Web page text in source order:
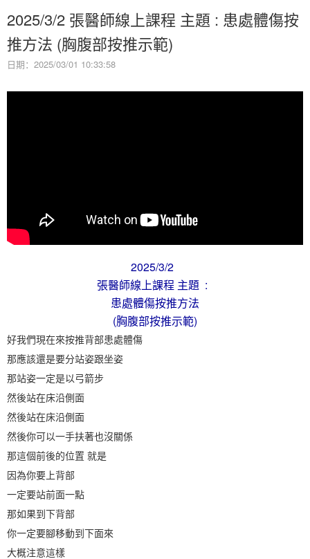
2025/3/2 張醫師線上課程 主題 : 患處體傷按
推方法 (胸腹部按推示範)
日期：2025/03/01 10:33:58
2025/3/2
張醫師線上課程 主題 :
患處體傷按推方法
(胸腹部按推示範)
好我們現在來按推背部患處體傷
那應該還是要分站姿跟坐姿
那站姿一定是以弓箭步
然後站在床沿側面
然後站在床沿側面
然後你可以一手扶著也沒關係
那這個前後的位置 就是
因為你要上背部
一定要站前面一點
那如果到下背部
你一定要腳移動到下面來
大概注意這樣